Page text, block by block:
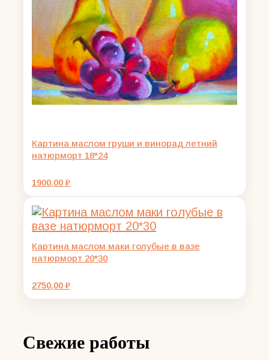
Картина маслом груши и винорад летний
натюрморт 18*24
1900,00 ₽
Картина маслом маки голубые в вазе
натюрморт 20*30
2750,00 ₽
Свежие работы